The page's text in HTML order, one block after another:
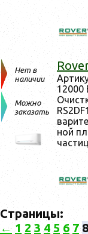
Нет в
наличии
Можно
заказать
12000
ной
Страницы:
← 1 2 3 4 5 6 7 8